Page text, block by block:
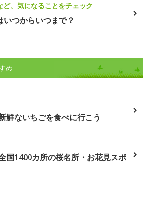
、気になることをチェック
つからいつまで？
め
鮮ないちごを食べに行こう
国1400カ所の桜名所・お花見スポ